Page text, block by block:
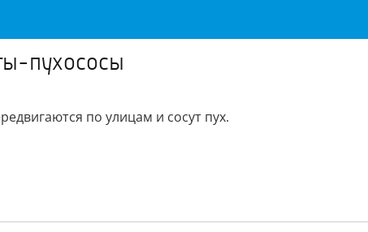
пухососы
по улицам и сосут пух.